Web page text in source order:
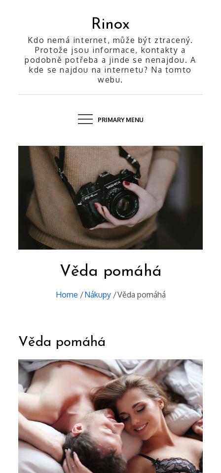
Rinox
Kdo nemá internet, může být ztracený.
Protože jsou informace, kontakty a
podobně potřeba a jinde se nenajdou. A
kde se najdou na internetu? Na tomto
webu.
PRIMARY MENU
Věda pomáhá
Home Nákupy Věda pomáhá
Věda pomáhá